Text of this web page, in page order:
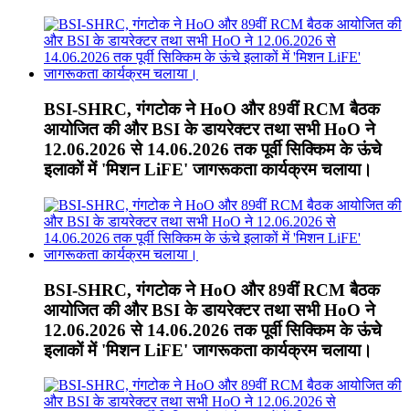
BSI-SHRC, गंगटोक ने HoO और 89वीं RCM बैठक
आयोजित की और BSI के डायरेक्टर तथा सभी HoO ने
12.06.2026 से 14.06.2026 तक पूर्वी सिक्किम के ऊंचे
इलाकों में 'मिशन LiFE' जागरूकता कार्यक्रम चलाया।
BSI-SHRC, गंगटोक ने HoO और 89वीं RCM बैठक
आयोजित की और BSI के डायरेक्टर तथा सभी HoO ने
12.06.2026 से 14.06.2026 तक पूर्वी सिक्किम के ऊंचे
इलाकों में 'मिशन LiFE' जागरूकता कार्यक्रम चलाया।